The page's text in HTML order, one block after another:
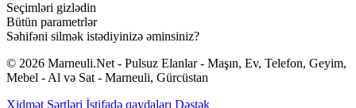
Seçimləri gizlədin
Bütün parametrlər
Səhifəni silmək istədiyinizə əminsiniz?
© 2026 Marneuli.Net - Pulsuz Elanlar - Maşın, Ev, Telefon, Geyim,
Mebel - Al və Sat - Marneuli, Gürcüstan
Xidmət Şərtləri İstifadə qaydaları Dəstək